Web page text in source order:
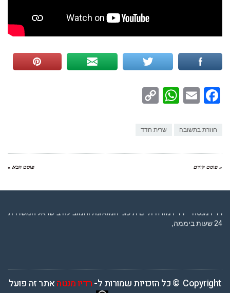
Facebook
Email
WhatsApp
חוזרת בתשובה שרית חדד
« פוסט קודם פוסט הבא »
24 שעות ביממה,
Copyright © כל הזכויות שמורות ל- רדיו מנטהאתר זה פועל